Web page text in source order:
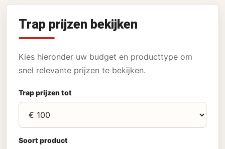
Trap prijzen bekijken
Kies hieronder uw budget en producttype om
snel relevante prijzen te bekijken.
Trap prijzen tot
Soort product